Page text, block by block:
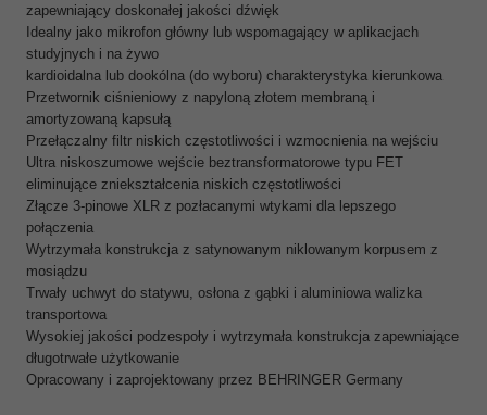
zapewniający doskonałej jakości dźwięk
Idealny jako mikrofon główny lub wspomagający w aplikacjach
studyjnych i na żywo
kardioidalna lub dookólna (do wyboru) charakterystyka kierunkowa
Przetwornik ciśnieniowy z napyloną złotem membraną i
amortyzowaną kapsułą
Przełączalny filtr niskich częstotliwości i wzmocnienia na wejściu
Ultra niskoszumowe wejście beztransformatorowe typu FET
eliminujące zniekształcenia niskich częstotliwości
Złącze 3-pinowe XLR z pozłacanymi wtykami dla lepszego
połączenia
Wytrzymała konstrukcja z satynowanym niklowanym korpusem z
mosiądzu
Trwały uchwyt do statywu, osłona z gąbki i aluminiowa walizka
transportowa
Wysokiej jakości podzespoły i wytrzymała konstrukcja zapewniające
długotrwałe użytkowanie
Opracowany i zaprojektowany przez BEHRINGER Germany